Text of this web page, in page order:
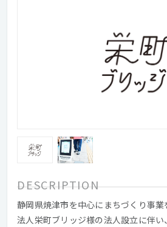
DESCRIPTION
静岡県焼津市を中心にまちづくり事
法人栄町ブリッジ様の法人設立に伴